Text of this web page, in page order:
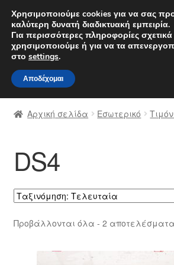
ΑΠΟΣΤΟΛΗ από 7 EUR
Δευτέρα-Παρ. 9 π.μ. - 4 μ.μ.
Απευθείας
μετάβαση
στην
πλοήγηση
Μετάβαση
σε
περιεχόμενο
Αρχική
Διαδικασία Παραπόνων
Επικοινωνία
Καροτσάκι
Μεταφορά
Ο λογαριασμός μου
Αρχική σελίδα Εσωτερικό
DS4
Προβάλλονται όλα - 2 αποτελέσματα
Χρησιμοποιούμε cookies για να σας
καλύτερη δυνατή διαδικτυακή εμπειρία.
Για περισσότερες πληροφορίες
χρησιμοποιούμε ή για να τα
στο settings.
Αποδέχομαι